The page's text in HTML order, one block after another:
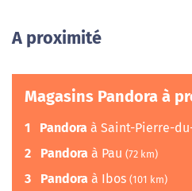
A proximité
Magasins Pandora à
1 Pandora à Saint-Pierre-
2 Pandora à Pau (72 km)
3 Pandora à Ibos (101 km)